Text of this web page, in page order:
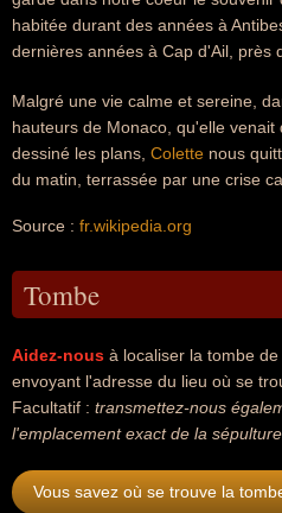
habitée durant des années à
dernières années à Cap d'Ail, près
Malgré une vie calme et sereine,
hauteurs de Monaco, qu'elle
dessiné les plans, Colette nous
du matin, terrassée par une crise
Source : fr.wikipedia.org
Tombe
Aidez-nous à localiser la tombe
envoyant l'adresse du lieu où se
Facultatif : transmettez-nous
l'emplacement exact de la
Vous savez où se trouve la